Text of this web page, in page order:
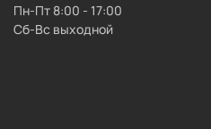
Пн-Пт 8:00 - 17:00
Сб-Вс выходной